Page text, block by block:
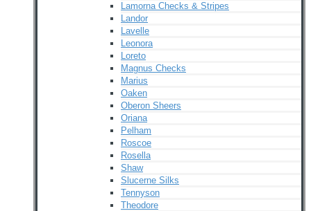
Lamorna Checks & Stripes
Landor
Lavelle
Leonora
Loreto
Magnus Checks
Marius
Oaken
Oberon Sheers
Oriana
Pelham
Roscoe
Rosella
Shaw
Slucerne Silks
Tennyson
Theodore